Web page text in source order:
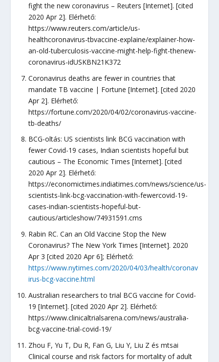
fight the new coronavirus – Reuters [Internet]. [cited
2020 Apr 2]. Elérhető:
https://www.reuters.com/article/us-
healthcoronavirus-tbvaccine-explaine/explainer-how-
an-old-tuberculosis-vaccine-might-help-fight-thenew-
coronavirus-idUSKBN21K372
Coronavirus deaths are fewer in countries that
mandate TB vaccine | Fortune [Internet]. [cited 2020
Apr 2]. Elérhető:
https://fortune.com/2020/04/02/coronavirus-vaccine-
tb-deaths/
BCG-oltás: US scientists link BCG vaccination with
fewer Covid-19 cases, Indian scientists hopeful but
cautious – The Economic Times [Internet]. [cited
2020 Apr 2]. Elérhető:
https://economictimes.indiatimes.com/news/science/us-
scientists-link-bcg-vaccination-with-fewercovid-19-
cases-indian-scientists-hopeful-but-
cautious/articleshow/74931591.cms
Rabin RC. Can an Old Vaccine Stop the New
Coronavirus? The New York Times [Internet]. 2020
Apr 3 [cited 2020 Apr 6]; Elérhető:
https://www.nytimes.com/2020/04/03/health/coronav
irus-bcg-vaccine.html
Australian researchers to trial BCG vaccine for Covid-
19 [Internet]. [cited 2020 Apr 2]. Elérhető:
https://www.clinicaltrialsarena.com/news/australia-
bcg-vaccine-trial-covid-19/
Zhou F, Yu T, Du R, Fan G, Liu Y, Liu Z és mtsai
Clinical course and risk factors for mortality of adult